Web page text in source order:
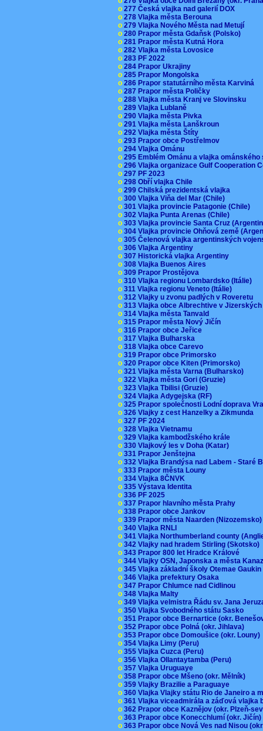
o 277 Česká vlajka nad galerií DOX
o 278 Vlajka města Berouna
o 279 Vlajka Nového Města nad Metují
o 280 Prapor města Gdaňsk (Polsko)
o 281 Prapor města Kutná Hora
o 282 Vlajka města Lovosice
o 283 PF 2022
o 284 Prapor Ukrajiny
o 285 Prapor Mongolska
o 286 Prapor statutárního města Karviná
o 287 Prapor města Poličky
o 288 Vlajka města Kranj ve Slovinsku
o 289 Vlajka Lublaně
o 290 Vlajka města Pivka
o 291 Vlajka města Lanškroun
o 292 Vlajka města Štíty
o 293 Prapor obce Postřelmov
o 294 Vlajka Ománu
o 295 Emblém Ománu a vlajka
o 296 Vlajka organizace Gulf Cooperation
o 297 PF 2023
o 298 Obří vlajka Chile
o 299 Chilská prezidentská vlajka
o 300 Vlajka Viňa del Mar (Chile)
o 301 Vlajka provincie Patagonie (Chile)
o 302 Vlajka Punta Arenas (Chile)
o 303 Vlajka provincie Santa Cruz
o 304 Vlajka provincie Ohňová země
o 305 Čelenová vlajka argentinských
o 306 Vlajka Argentiny
o 307 Historická vlajka Argentiny
o 308 Vlajka Buenos Aires
o 309 Prapor Prostějova
o 310 Vlajka regionu Lombardsko (Itálie)
o 311 Vlajka regionu Veneto (Itálie)
o 312 Vlajky u zvonu padlých v Roveretu
o 313 Vlajka obce Albrechtive v
o 314 Vlajka města Tanvald
o 315 Prapor města Nový Jičín
o 316 Prapor obce Jeřice
o 317 Vlajka Bulharska
o 318 Vlajka obce Carevo
o 319 Prapor obce Primorsko
o 320 Prapor obce Kiten (Primorsko)
o 321 Vlajka města Varna (Bulharsko)
o 322 Vlajka města Gori (Gruzie)
o 323 Vlajka Tbilisi (Gruzie)
o 324 Vlajka Adygejska (RF)
o 325 Prapor společnosti Lodní doprava
o 326 Vlajky z cest Hanzelky a Zikmunda
o 327 PF 2024
o 328 Vlajka Vietnamu
o 329 Vlajka kambodžského krále
o 330 Vlajkový les v Doha (Katar)
o 331 Prapor Jenštejna
o 332 Vlajka Brandýsa nad Labem - Staré
o 333 Prapor města Louny
o 334 Vlajka 8ČNVK
o 335 Výstava Identita
o 336 PF 2025
o 337 Prapor hlavního města Prahy
o 338 Prapor obce Jankov
o 339 Prapor města Naarden
o 340 Vlajka RNLI
o 341 Vlajka Northumberland county
o 342 Vlajky nad hradem Stirling (Skotsko)
o 343 Prapor 800 let Hradce Králové
o 344 Vlajky OSN, Japonska a města
o 345 Vlajka základní školy Otemae
o 346 Vlajka prefektury Osaka
o 347 Prapor Chlumce nad Cidlinou
o 348 Vlajka Malty
o 349 Vlajka velmistra Řádu sv. Jana
o 350 Vlajka Svobodného státu Sasko
o 351 Prapor obce Bernartice (okr.
o 352 Prapor obce Polná (okr. Jihlava)
o 353 Prapor obce Domoušice (okr. Louny)
o 354 Vlajka Limy (Peru)
o 355 Vlajka Cuzca (Peru)
o 356 Vlajka Ollantaytamba (Peru)
o 357 Vlajka Uruguaye
o 358 Prapor obce Mšeno (okr. Mělník)
o 359 Vlajky Brazilie a Paraguaye
o 360 Vlajka Vlajky státu Rio de Janeiro a
o 361 Vlajka viceadmirála a záďová
o 362 Prapor obce Kaznějov (okr. Plzeň-
o 363 Prapor obce Konecchlumí (okr.
o 363 Prapor obce Nová Ves nad Nisou